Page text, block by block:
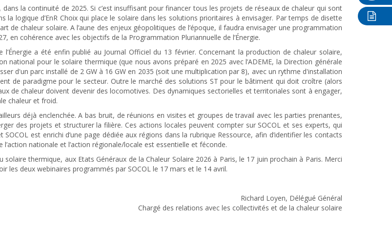
la continuité de 2025. Si c’est insuffisant pour financer tous les projets de réseaux de chaleur qui sont
logique d’EnR Choix qui place le solaire dans les solutions prioritaires à envisager. Par temps de disette
chaleur solaire. A l’aune des enjeux géopolitiques de l’époque, il faudra envisager une programmation
en cohérence avec les objectifs de la Programmation Pluriannuelle de l’Énergie.
a été enfin publié au Journal Officiel du 13 février. Concernant la production de chaleur solaire,
national pour le solaire thermique (que nous avons préparé en 2025 avec l’ADEME, la Direction générale
d'un parc installé de 2 GW à 16 GW en 2035 (soit une multiplication par 8), avec un rythme d'installation
de paradigme pour le secteur. Outre le marché des solutions ST pour le bâtiment qui doit croître (alors
de chaleur doivent devenir des locomotives. Des dynamiques sectorielles et territoriales sont à engager,
chaleur et froid.
déjà enclenchée. A bas bruit, de réunions en visites et groupes de travail avec les parties prenantes,
des projets et structurer la filière. Ces actions locales peuvent compter sur SOCOL et ses experts, qui
est enrichi d’une page dédiée aux régions dans la rubrique Ressource, afin d’identifier les contacts
nationale et l’action régionale/locale est essentielle et féconde.
thermique, aux Etats Généraux de la Chaleur Solaire 2026 à Paris, le 17 juin prochain à Paris. Merci
les deux webinaires programmés par SOCOL le 17 mars et le 14 avril.
Richard Loyen, Délégué Général
Chargé des relations avec les collectivités et de la chaleur solaire